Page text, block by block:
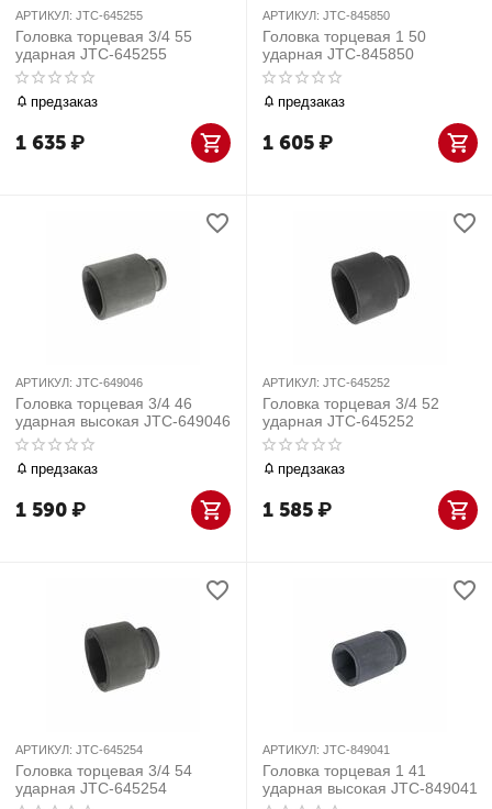
АРТИКУЛ: JTC-645255
Головка торцевая 3/4 55
ударная JTC-645255
предзаказ
1 635₽
АРТИКУЛ: JTC-845850
Головка торцевая 1 50
ударная JTC-845850
предзаказ
1 605₽
АРТИКУЛ: JTC-649046
Головка торцевая 3/4 46
ударная высокая JTC-649046
предзаказ
1 590₽
АРТИКУЛ: JTC-645252
Головка торцевая 3/4 52
ударная JTC-645252
предзаказ
1 585₽
АРТИКУЛ: JTC-645254
Головка торцевая 3/4 54
ударная JTC-645254
АРТИКУЛ: JTC-849041
Головка торцевая 1 41
ударная высокая JTC-849041